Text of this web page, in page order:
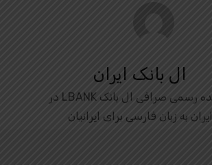
ال بانک ایران
نماینده رسمی صرافی ال بانک LBANK در
ایران به زبان فارسی برای ایرانیان